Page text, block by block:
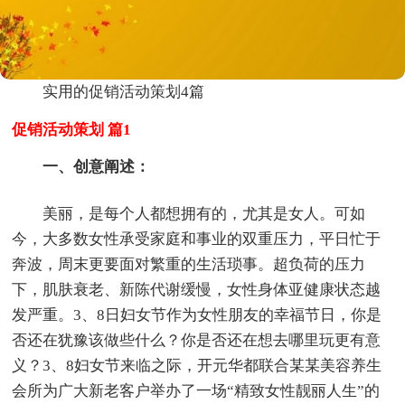
实用的促销活动策划4篇
促销活动策划 篇1
一、创意阐述：
美丽，是每个人都想拥有的，尤其是女人。可如
今，大多数女性承受家庭和事业的双重压力，平日忙于
奔波，周末更要面对繁重的生活琐事。超负荷的压力
下，肌肤衰老、新陈代谢缓慢，女性身体亚健康状态越
发严重。3、8日妇女节作为女性朋友的幸福节日，你是
否还在犹豫该做些什么？你是否还在想去哪里玩更有意
义？3、8妇女节来临之际，开元华都联合某某美容养生
会所为广大新老客户举办了一场“精致女性靓丽人生”的